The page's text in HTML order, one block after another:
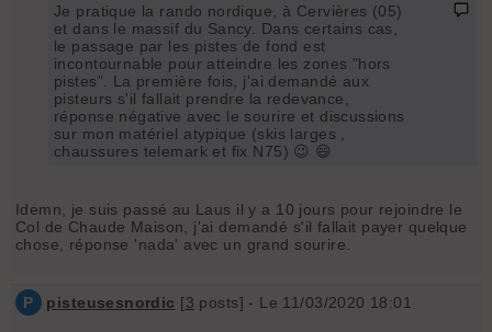
Je pratique la rando nordique, à Cervières (05)
et dans le massif du Sancy. Dans certains cas,
le passage par les pistes de fond est
incontournable pour atteindre les zones "hors
pistes". La première fois, j'ai demandé aux
pisteurs s'il fallait prendre la redevance,
réponse négative avec le sourire et discussions
sur mon matériel atypique (skis larges ,
chaussures telemark et fix N75) 😉 😄
Idemn, je suis passé au Laus il y a 10 jours pour rejoindre le
Col de Chaude Maison, j'ai demandé s'il fallait payer quelque
chose, réponse 'nada' avec un grand sourire.
P pisteusesnordic [3 posts] - Le 11/03/2020 18:01